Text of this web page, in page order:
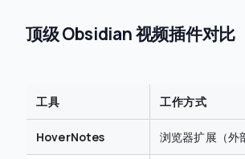
顶级 Obsidian 视频插件对比
工具 工作方式
HoverNotes 浏览器扩展（外